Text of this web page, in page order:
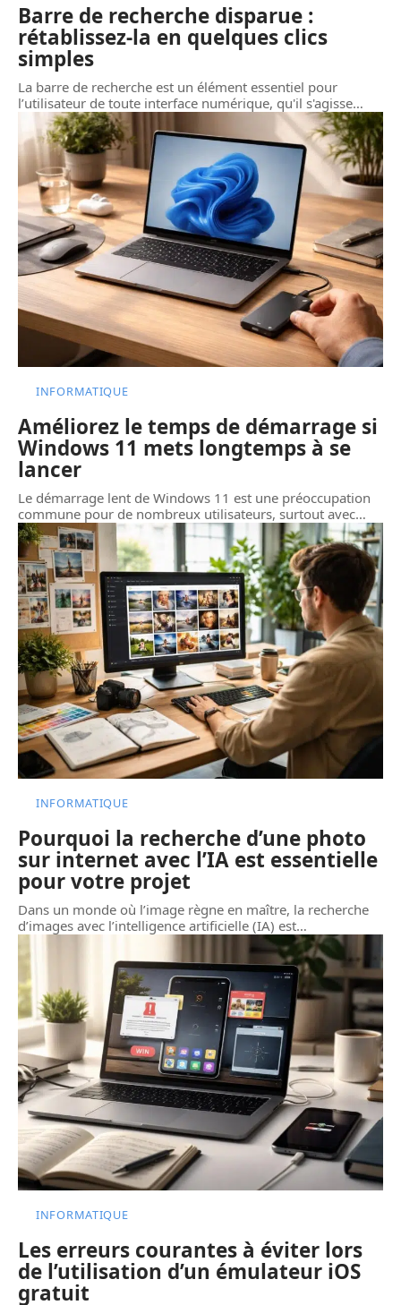
Barre de recherche disparue :
rétablissez-la en quelques clics
simples
La barre de recherche est un élément essentiel pour
l’utilisateur de toute interface numérique, qu'il s'agisse…
INFORMATIQUE
Améliorez le temps de démarrage si
Windows 11 mets longtemps à se
lancer
Le démarrage lent de Windows 11 est une préoccupation
commune pour de nombreux utilisateurs, surtout avec…
INFORMATIQUE
Pourquoi la recherche d’une photo
sur internet avec l’IA est essentielle
pour votre projet
Dans un monde où l’image règne en maître, la recherche
d’images avec l’intelligence artificielle (IA) est…
INFORMATIQUE
Les erreurs courantes à éviter lors
de l’utilisation d’un émulateur iOS
gratuit